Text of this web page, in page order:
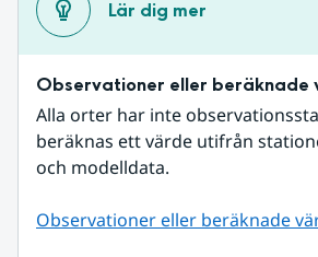
Lär dig mer
Observationer eller beräknade
Alla orter har inte
beräknas ett värde utifrån
och modelldata.
Observationer eller beräknade